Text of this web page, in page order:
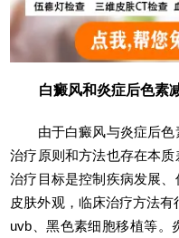
白癜风和炎症后色素
由于白癜风与炎症后色
治疗原则和方法也存在本
治疗目标是控制疾病发展
皮肤外观，临床治疗方法
uvb、黑色素细胞移植等。